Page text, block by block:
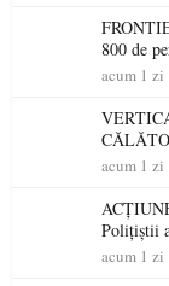
800 de
acum 1 zi
acum 1 zi
Polițiștii
permis
acum 1 zi